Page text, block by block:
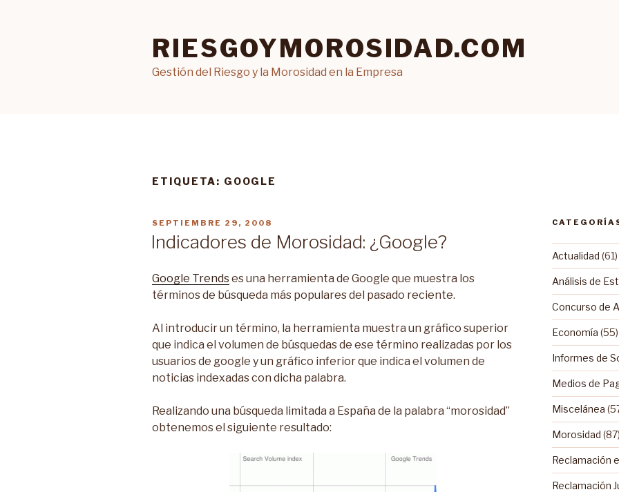
RIESGOYMOROSIDAD.COM
Gestión del Riesgo y la Morosidad en la Empresa
ETIQUETA: GOOGLE
PUBLICADO
EN
SEPTIEMBRE 29, 2008
Indicadores de Morosidad: ¿Google?
Google Trendses una herramienta de Google que muestra los
términos de búsqueda más populares del pasado reciente.
Al introducir un término, la herramienta muestra un gráfico superior
que indica el volumen de búsquedas de ese término realizadas por los
usuarios de google y un gráfico inferior que indica el volumen de
noticias indexadas con dicha palabra.
Realizando una búsqueda limitada a España de la palabra “morosidad”
obtenemos el siguiente resultado:
Actualidad (61)
Análisis de
Concurso de
Economía (55)
Informes de
Medios de
Miscelánea
Morosidad (87)
Reclamación
Reclamación